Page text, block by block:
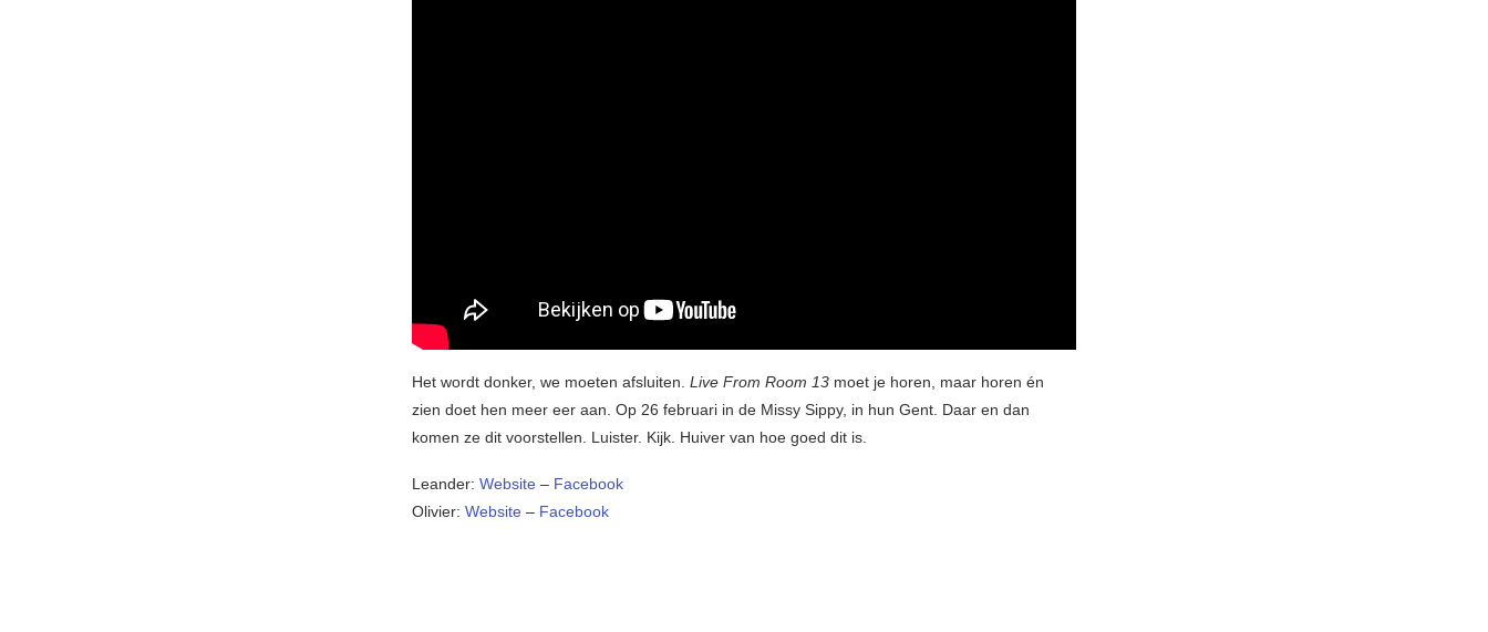
Het wordt donker, we moeten afsluiten. Live From Room 13 moet je horen, maar horen én
zien doet hen meer eer aan. Op 26 februari in de Missy Sippy, in hun Gent. Daar en dan
komen ze dit voorstellen. Luister. Kijk. Huiver van hoe goed dit is.
Leander: Website – Facebook
Olivier: Website – Facebook